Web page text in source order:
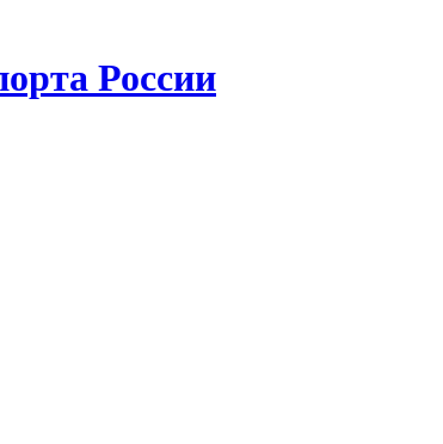
России